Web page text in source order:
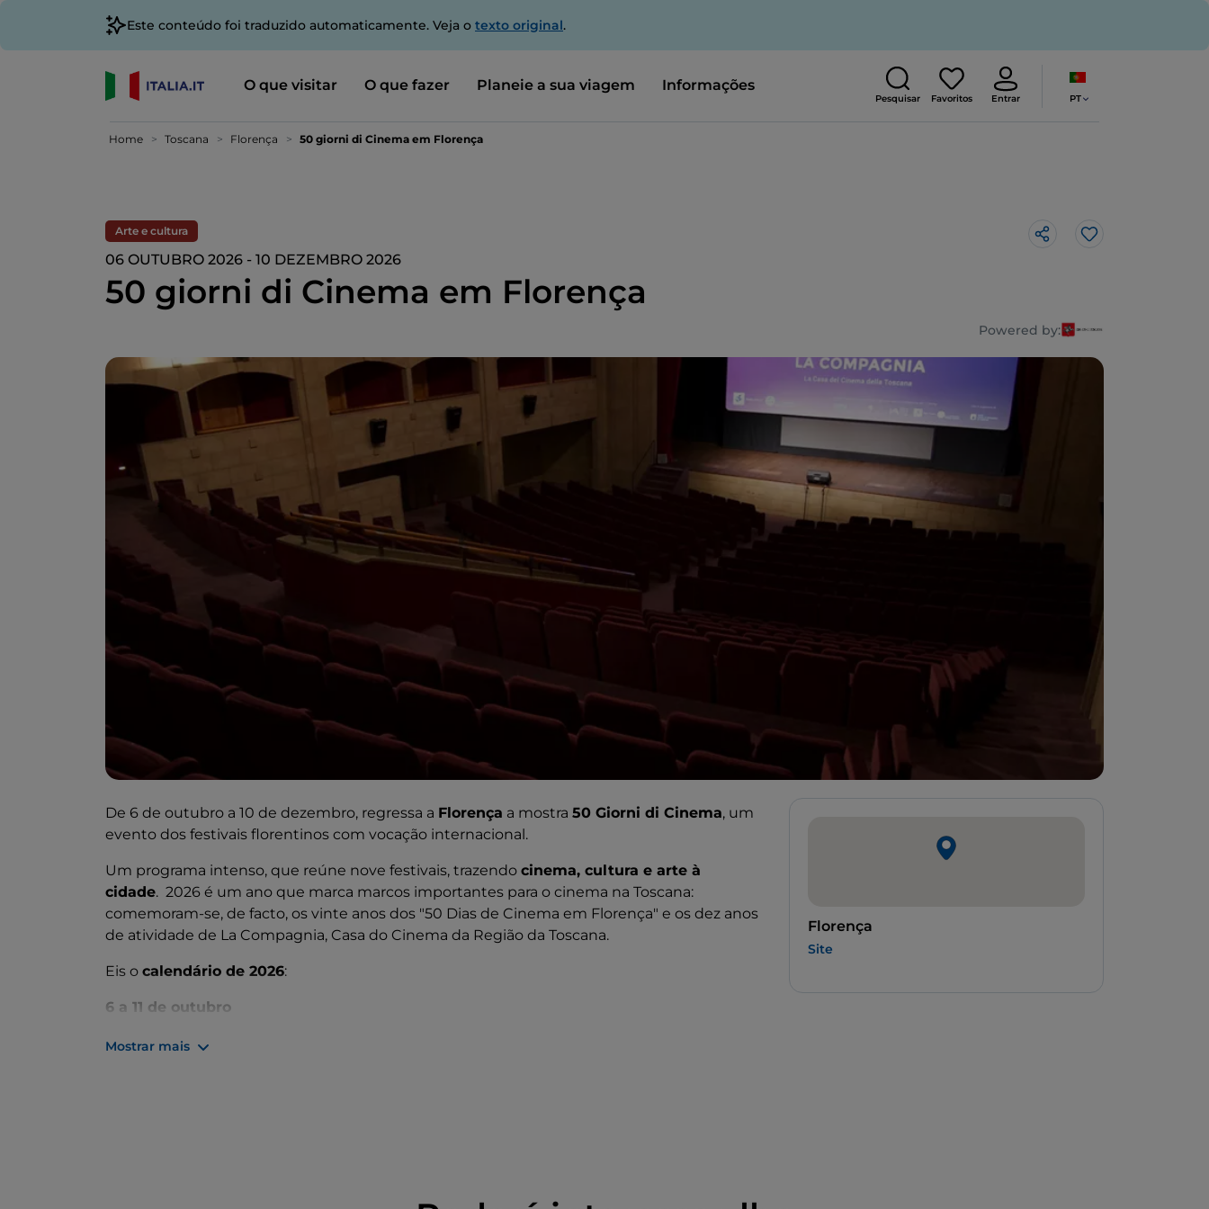
Este conteúdo foi traduzido automaticamente. Veja o texto original.
O que visitar O que fazer Planeie a sua viagem Informações
Pesquisar Favoritos Entrar PT
Home Toscana Florença 50 giorni di Cinema em Florença
Arte e cultura
06 OUTUBRO 2026 - 10 DEZEMBRO 2026
50 giorni di Cinema em Florença
Powered by:
Gosto
De 6 de outubro a 10 de dezembro, regressa a Florença a mostra 50 Giorni di Cinema, um
evento dos festivais florentinos com vocação internacional.
Um programa intenso, que reúne nove festivais, trazendo cinema, cultura e arte à
cidade. 2026 é um ano que marca marcos importantes para o cinema na Toscana:
comemoram-se, de facto, os vinte anos dos "50 Dias de Cinema em Florença" e os dez anos
de atividade de La Compagnia, Casa do Cinema da Região da Toscana.
Eis o calendário de 2026:
6 a 11 de outubro
surpreendente, para além dos preconceitos e estereótipos, com um forte foco na
Mostrar mais
Florença
Site